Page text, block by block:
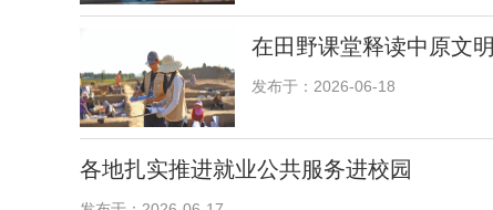
在田野课堂释读中原文明
发布于：2026-06-18
各地扎实推进就业公共服务进校园